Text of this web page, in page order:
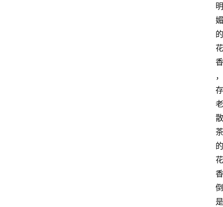
明
媚
的
花
香
，
存
老
散
茶
的
花
香
倒
是